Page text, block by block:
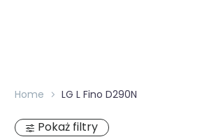
Home LG L Fino D290N
Pokaż filtry